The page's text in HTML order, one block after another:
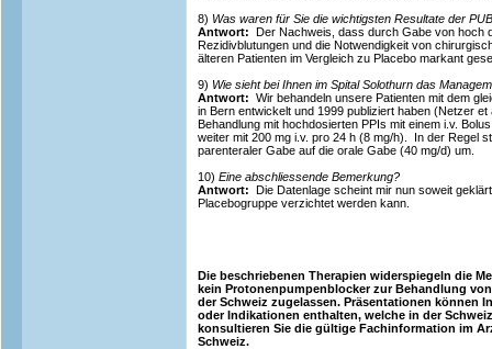
8) Was waren für Sie die wichtigsten Resultate der
Antwort: Der Nachweis, dass durch Gabe von hoch
Rezidivblutungen und die Notwendigkeit von
älteren Patienten im Vergleich zu Placebo markant
9) Wie sieht bei Ihnen im Spital Solothurn das
Antwort: Wir behandeln unsere Patienten mit dem
in Bern entwickelt und 1999 publiziert haben (Netzer
Behandlung mit hochdosierten PPIs mit einem i.v.
weiter mit 200 mg i.v. pro 24 h (8 mg/h). In der Regel
parenteraler Gabe auf die orale Gabe (40 mg/d) um.
10) Eine abschliessende Bemerkung?
Antwort: Die Datenlage scheint mir nun soweit
Placebogruppe verzichtet werden kann.
Die beschriebenen Therapien widerspiegeln die
kein Protonenpumpenblocker zur Behandlung
der Schweiz zugelassen. Präsentationen können
oder Indikationen enthalten, welche in der
konsultieren Sie die gültige Fachinformation im
Schweiz.